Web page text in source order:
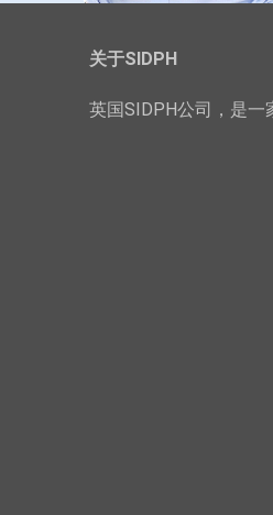
关于SIDPH
英国SIDPH公司，是